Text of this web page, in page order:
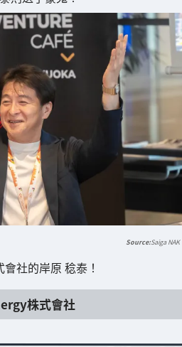
Saiga NAK
社的岸原 稔泰！
株式會社